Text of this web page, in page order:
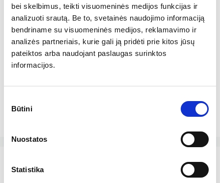
bei skelbimus, teikti visuomeninės medijos funkcijas ir
analizuoti srautą. Be to, svetainės naudojimo informaciją
bendriname su visuomeninės medijos, reklamavimo ir
analizės partneriais, kurie gali ją pridėti prie kitos jūsų
pateiktos arba naudojant paslaugas surinktos
informacijos.
pasirinkimas
Būtini
Nuostatos
Statistika
Kalis+karbamidas=Dide
snis grūdo svoris
Paskutinę savaitę kai kuriems rajonams gavus
nusiraminti dar anksti. Bendrovės „Agrolapai“